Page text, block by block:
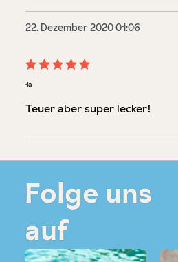
22. Dezember 2020 01:06
Bewertung mit 5 von 5 Sternen
1a
Teuer aber super lecker!
Folge uns
auf